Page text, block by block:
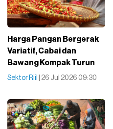
Harga Pangan Bergerak
Variatif, Cabai dan
Bawang Kompak Turun
Sektor Riil | 26 Jul 2026 09:30